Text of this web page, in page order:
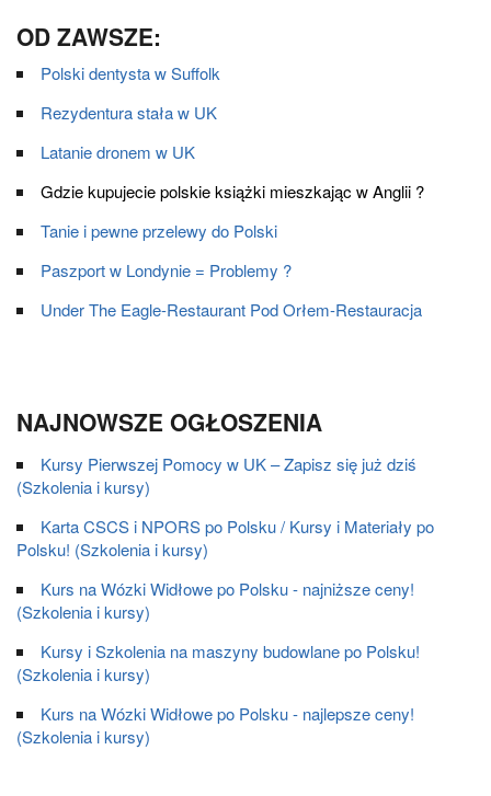
OD ZAWSZE:
Polski dentysta w Suffolk
Rezydentura stała w UK
Latanie dronem w UK
Gdzie kupujecie polskie książki mieszkając w Anglii ?
Tanie i pewne przelewy do Polski
Paszport w Londynie = Problemy ?
Under The Eagle-Restaurant Pod Orłem-Restauracja
NAJNOWSZE OGŁOSZENIA
Kursy Pierwszej Pomocy w UK – Zapisz się już dziś
(Szkolenia i kursy)
Karta CSCS i NPORS po Polsku / Kursy i Materiały po
Polsku! (Szkolenia i kursy)
Kurs na Wózki Widłowe po Polsku - najniższe ceny!
(Szkolenia i kursy)
Kursy i Szkolenia na maszyny budowlane po Polsku!
(Szkolenia i kursy)
Kurs na Wózki Widłowe po Polsku - najlepsze ceny!
(Szkolenia i kursy)